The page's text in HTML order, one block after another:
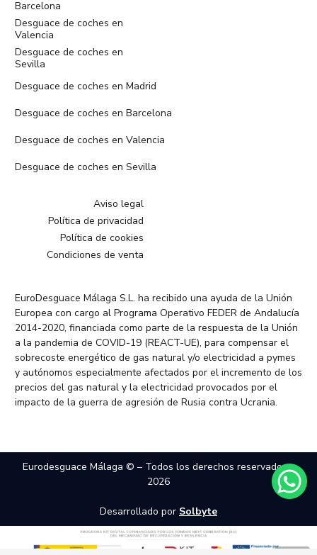
Barcelona
Desguace de coches en
Valencia
Desguace de coches en
Sevilla
Desguace de coches en Madrid
Desguace de coches en Barcelona
Desguace de coches en Valencia
Desguace de coches en Sevilla
Aviso legal
Política de privacidad
Política de cookies
Condiciones de venta
EuroDesguace Málaga S.L. ha recibido una ayuda de la Unión
Europea con cargo al Programa Operativo FEDER de Andalucía
2014-2020, financiada como parte de la respuesta de la Unión
a la pandemia de COVID-19 (REACT-UE), para compensar el
sobrecoste energético de gas natural y/o electricidad a pymes
y autónomos especialmente afectados por el incremento de los
precios del gas natural y la electricidad provocados por el
impacto de la guerra de agresión de Rusia contra Ucrania.
Eurodesguace Málaga © – Todos los derechos reservados –
2026
Desarrollado por Solbyte